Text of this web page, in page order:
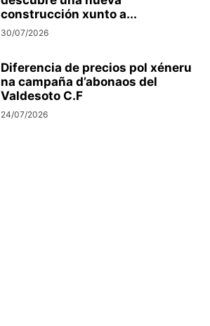
construcción xunto a...
30/07/2026
Diferencia de precios pol xéneru
na campaña d’abonaos del
Valdesoto C.F
24/07/2026